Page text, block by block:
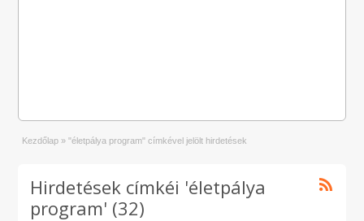
Kezdőlap » "életpálya program" címkével jelölt hirdetések
Hirdetések címkéi 'életpálya
program' (32)